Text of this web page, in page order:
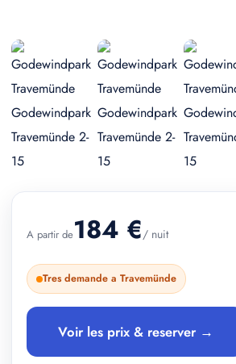
A partir de184 €/ nuit
Tres demande a Travemünde
Voir les prix & reserver →